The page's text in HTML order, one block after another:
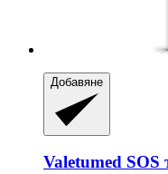
Добавяне
Valetumed SOS